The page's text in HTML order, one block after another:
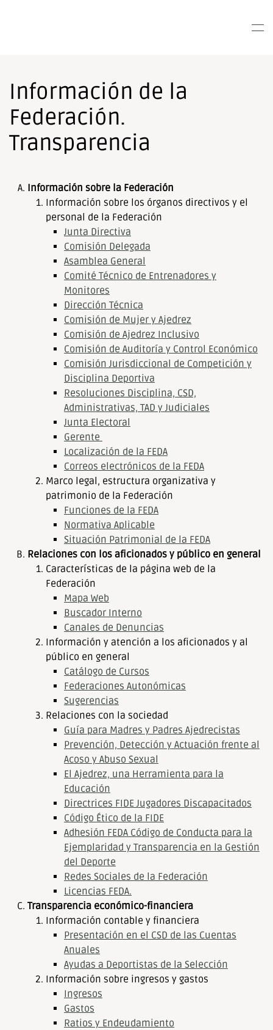
un
sistema
accesibilidad.
Información de la
Federación.
Transparencia
Información sobre la Federación
Información sobre los órganos directivos y el
personal de la Federación
Junta Directiva
Comisión Delegada
Asamblea General
Comité Técnico de Entrenadores y
Monitores
Dirección Técnica
Comisión de Mujer y Ajedrez
Comisión de Ajedrez Inclusivo
Comisión de Auditoría y Control Económico
Comisión Jurisdiccional de Competición y
Disciplina Deportiva
Resoluciones Disciplina, CSD,
Administrativas, TAD y Judiciales
Junta Electoral
Gerente
Localización de la FEDA
Correos electrónicos de la FEDA
Marco legal, estructura organizativa y
patrimonio de la Federación
Funciones de la FEDA
Normativa Aplicable
Situación Patrimonial de la FEDA
Relaciones con los aficionados y público en general
Características de la página web de la
Federación
Mapa Web
Buscador Interno
Canales de Denuncias
Información y atención a los aficionados y al
público en general
Catálogo de Cursos
Federaciones Autonómicas
Sugerencias
Relaciones con la sociedad
Guía para Madres y Padres Ajedrecistas
Prevención, Detección y Actuación frente al
Acoso y Abuso Sexual
El Ajedrez, una Herramienta para la
Educación
Directrices FIDE Jugadores Discapacitados
Código Ético de la FIDE
Adhesión FEDA Código de Conducta para la
Ejemplaridad y Transparencia en la Gestión
del Deporte
Redes Sociales de la Federación
Licencias FEDA.
Transparencia económico-financiera
Información contable y financiera
Presentación en el CSD de las Cuentas
Anuales
Ayudas a Deportistas de la Selección
Información sobre ingresos y gastos
Ingresos
Gastos
Ratios y Endeudamiento